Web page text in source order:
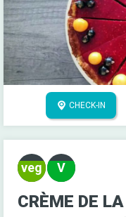
CHECK-IN
CRÈME DE